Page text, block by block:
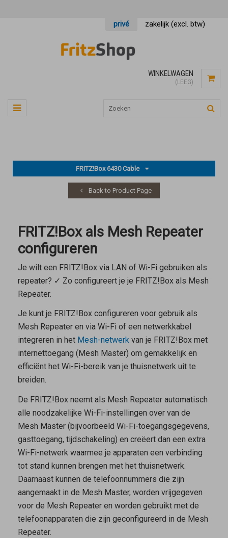
privé zakelijk (excl. btw)
WINKELWAGEN
(LEEG)
FRITZ!Box 6430 Cable
Back to Product Page
FRITZ!Box als Mesh Repeater
configureren
Je wilt een FRITZ!Box via LAN of Wi-Fi gebruiken als
repeater? ✓ Zo configureert je je FRITZ!Box als Mesh
Repeater.
Je kunt je FRITZ!Box configureren voor gebruik als
Mesh Repeateren via Wi-Fi of een netwerkkabel
integreren in het Mesh-netwerkvan je FRITZ!Box met
internettoegang ( Mesh Master) om gemakkelijk en
efficiënt het Wi-Fi-bereik van je thuisnetwerk uit te
breiden.
De FRITZ!Box neemt als Mesh Repeaterautomatisch
alle noodzakelijke Wi-Fi-instellingen over van de
Mesh Master(bijvoorbeeld Wi-Fi-toegangsgegevens,
gasttoegang, tijdschakeling) en creëert dan een extra
Wi-Fi-netwerk waarmee je apparaten een verbinding
tot stand kunnen brengen met het thuisnetwerk.
Daarnaast kunnen de telefoonnummers die zijn
aangemaakt in de Mesh Master, worden vrijgegeven
voor de Mesh Repeateren worden gebruikt met de
telefoonapparaten die zijn geconfigureerd in de Mesh
Repeater.